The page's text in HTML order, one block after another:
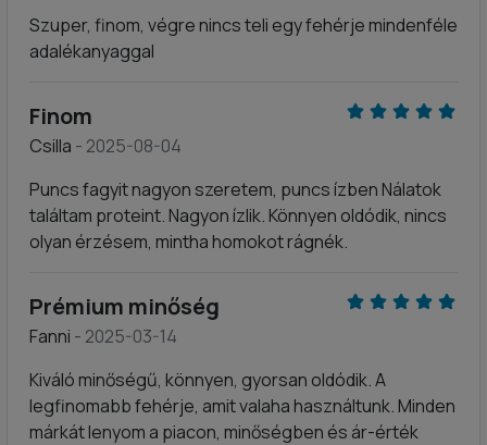
Szuper, finom, végre nincs teli egy fehérje mindenféle
adalékanyaggal
Finom
Csilla - 2025-08-04
Puncs fagyit nagyon szeretem, puncs ízben Nálatok
találtam proteint. Nagyon ízlik. Könnyen oldódik, nincs
olyan érzésem, mintha homokot rágnék.
Prémium minőség
Fanni - 2025-03-14
Kiváló minőségű, könnyen, gyorsan oldódik. A
legfinomabb fehérje, amit valaha használtunk. Minden
márkát lenyom a piacon, minőségben és ár-érték